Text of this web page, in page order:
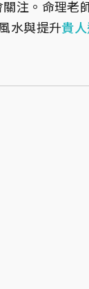
注。命理老
水與提升貴